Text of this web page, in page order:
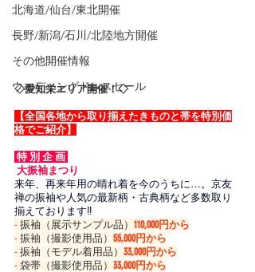
北海道/仙台/東北開催
長野/新潟/石川/北陸地方開催
その他開催情報
ウエディングドレスセール
◇愛知栄エリア開催！◇
【全国各地から取り揃えたきものと帯を特別価
格でご紹介】
特 別 企 画
大振袖まつり
来年、再来年用の晴れ着を今のうちに…。京友
禅の振袖や人気の最新柄・古典柄など多数取り
揃えております‼
- 振袖（展示サンプル品） 110,000円から
- 振袖（撮影使用品） 55,000円から
- 振袖（モデル着用品） 33,000円から
- 袋帯（撮影使用品） 33,000円から